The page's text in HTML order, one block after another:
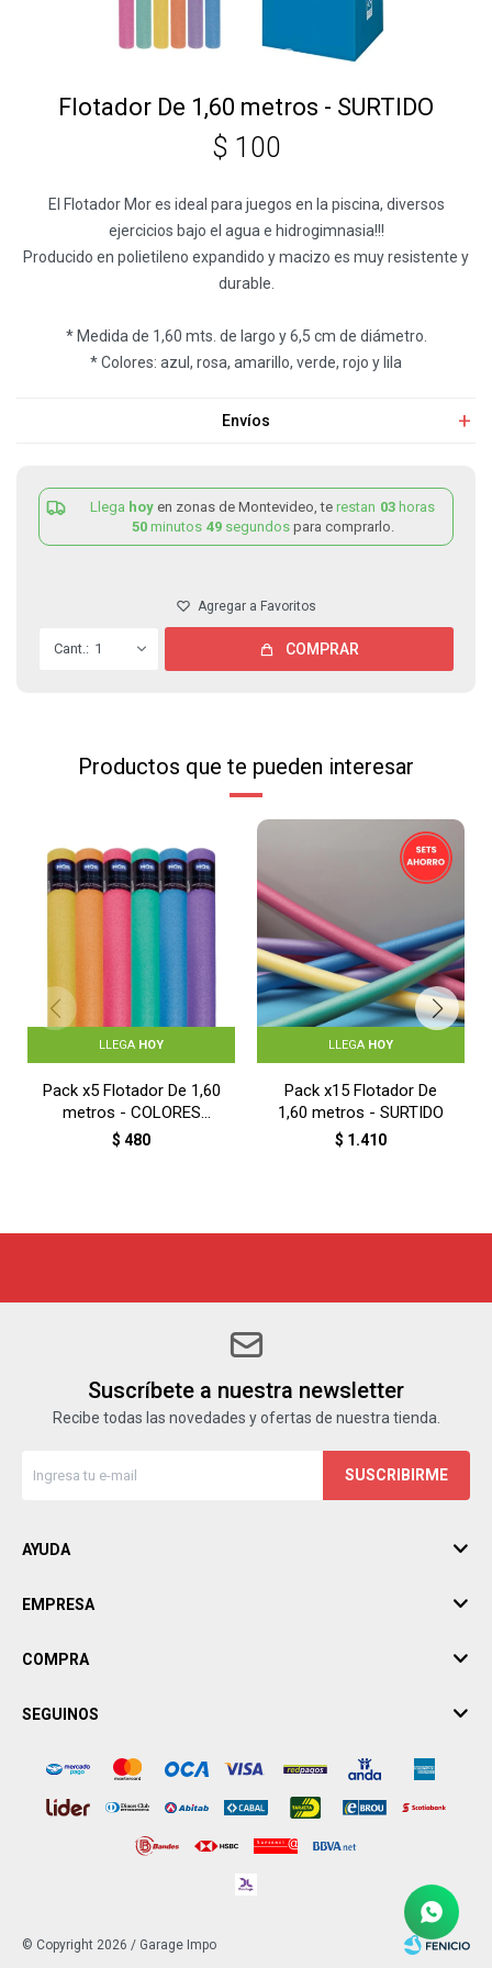
Flotador De 1,60 metros - SURTIDO
$ 100
El Flotador Mor es ideal para juegos en la piscina, diversos
ejercicios bajo el agua e hidrogimnasia!!!
Producido en polietileno expandido y macizo es muy resistente y
durable.
* Medida de 1,60 mts. de largo y 6,5 cm de diámetro.
* Colores: azul, rosa, amarillo, verde, rojo y lila
Envíos
Llega hoy en zonas de Montevideo, te restan 03 horas
50 minutos 48 segundos para comprarlo.
1 COMPRAR
Productos que te pueden interesar
LLEGA HOY
Pack x5 Flotador De 1,60
metros - COLORES
SURTIDOS
$ 480
LLEGA HOY
Pack x15 Flotador De
1,60 metros - SURTIDO
$ 1.410
Suscríbete a nuestra newsletter
Recibe todas las novedades y ofertas de nuestra tienda.
SUSCRIBIRME
AYUDA
EMPRESA
COMPRA
SEGUINOS
© Copyright 2026 / Garage Impo